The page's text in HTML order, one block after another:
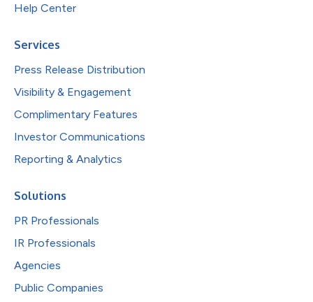
Help Center
Services
Press Release Distribution
Visibility & Engagement
Complimentary Features
Investor Communications
Reporting & Analytics
Solutions
PR Professionals
IR Professionals
Agencies
Public Companies